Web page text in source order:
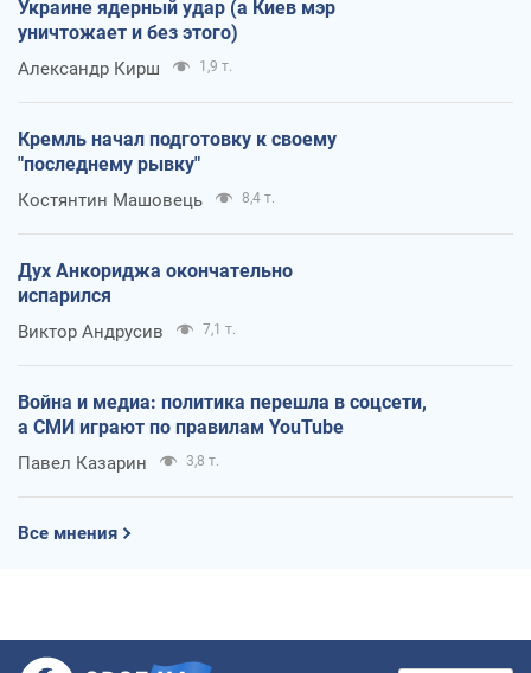
Украине ядерный удар (а Киев мэр
уничтожает и без этого)
Александр Кирш 1,9 т.
Кремль начал подготовку к своему
"последнему рывку"
Костянтин Машовець 8,4 т.
Дух Анкориджа окончательно
испарился
Виктор Андрусив 7,1 т.
Война и медиа: политика перешла в соцсети,
а СМИ играют по правилам YouTube
Павел Казарин 3,8 т.
Все мнения